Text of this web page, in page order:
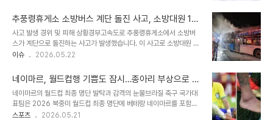
빠른 쾌유를 바라는 ..
만난 기쁨을 보여주었습니다. 문동주와 폰세, 부상 극복을 위한 의지
다지기문동주는 우측 어깨 관절 와순 파열 진단을 받고 수술을 성공적
으로 마쳤으며, 폰세는 오른쪽 무릎 전방십자인대 파열로 수술을 받았
습니다. 두 선수 모두 긴 재활의 시간을 앞두고 있지만, SNS를 통해
서로를 격려하며 부상 전보다 더 나은 모습으로 돌아올 것을 다짐하고
한국시리즈 진출을 이..
추풍령휴게소 소방버스 계단 돌진 사고, 소방대원 11
명 부상 발생
사고 발생 경위 및 피해 상황경부고속도로 추풍령휴게소에서 소방버
스가 계단으로 돌진하는 사고가 발생했습니다. 이 사고로 소방대원 11
명이 부상을 입고 병원으로 이송되었습니다. 사고 버스는 행사 참석 후
치경찰은 운전 소방관의 진술을 토대로 정확한 사고 경위를 조사하고
있습니다. 브레이크 작동 불량 가능성에 무게를 두고 다각적인 조사가
진행될 예정입니다. 안전 운행을 위한 철저한 점검이 요구됩니다. 유사
사고 예방을 위한 제언이번 사고는 대형 차량의 휴게소 진입 시 발생할
수 있는 위험성을 보여줍니다. 운전자의 주의 의무 강화와 함께 차량의
이슈 2026.05.22
네이마르, 월드컵행 기쁨도 잠시…종아리 부상으로 정
상 컨디션 우려
네이마르의 월드컵 최종 명단 발탁과 감격의 눈물브라질 축구 국가대
표팀은 2026 북중미 월드컵 최종 명단에 베테랑 네이마르를 포함했
습니다. 네이마르는 최종 명단 발표를 지켜보며 감격의 눈물을 흘렸습
스포츠 2026.05.21